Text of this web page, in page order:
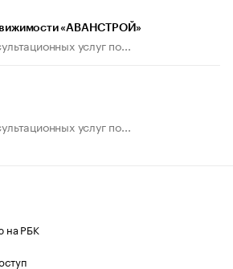
«АВАНСТРОЙ»
услуг по...
услуг по...
на РБК